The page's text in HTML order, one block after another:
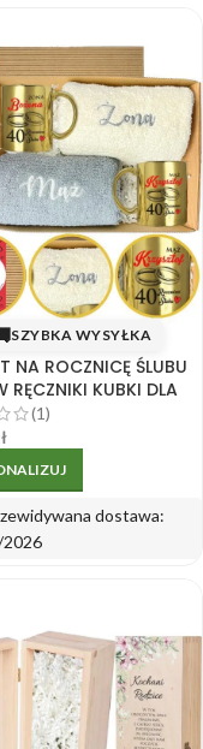
SZYBKA WYSYŁKA
NA ROCZNICĘ ŚLUBU
RĘCZNIKI KUBKI DLA
KUBEK HAFT BOX
(1)
dostawa: